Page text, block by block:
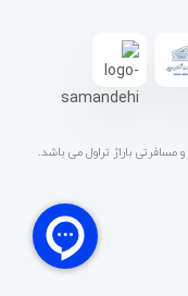
باراژ تراول می باشد.